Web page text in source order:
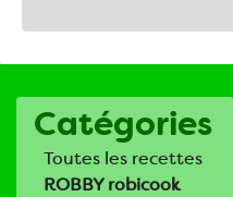
Catégories
Toutes les recettes
ROBBY robicook